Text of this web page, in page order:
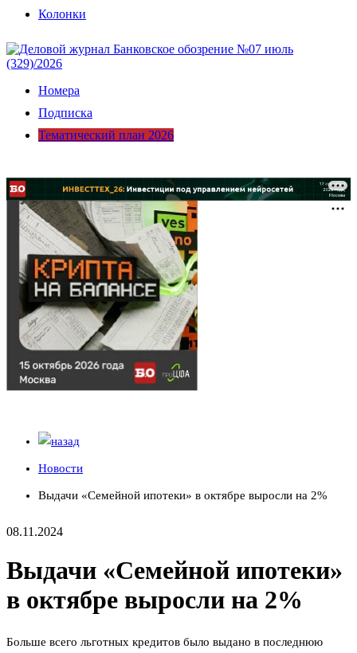
Колонки
Номера
Подписка
Тематический план 2026
Новости
Выдачи «Семейной ипотеки» в октябре выросли на 2%
08.11.2024
Выдачи «Семейной ипотеки»
в октябре выросли на 2%
Больше всего льготных кредитов было выдано в последнюю